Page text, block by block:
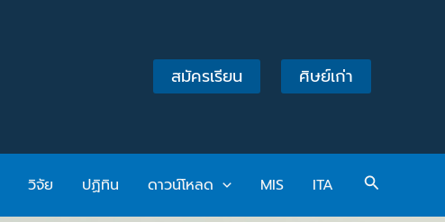
สมัครเรียน ศิษย์เก่า
วิจัย ปฏิทิน ดาวน์โหลด MIS ITA Search